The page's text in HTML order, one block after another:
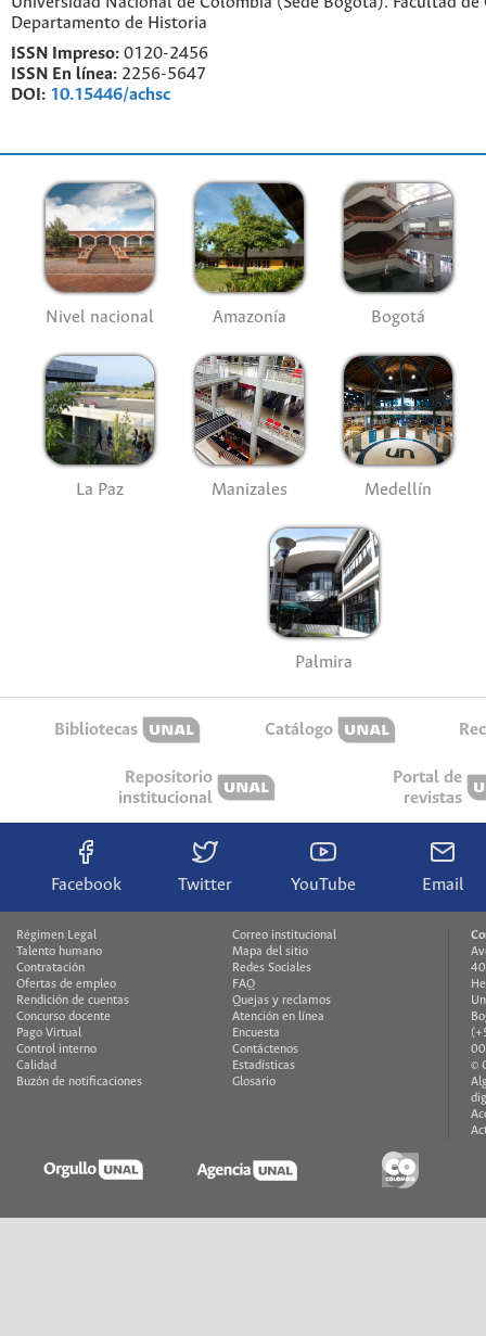
Departamento de Historia
ISSN Impreso: 0120-2456
ISSN En línea: 2256-5647
DOI: 10.15446/achsc
Nivel nacional Amazonía Bogotá
La Paz Manizales Medellín
Palmira
Bibliotecas Catálogo
Repositorio
institucional
Portal de
revistas
Facebook Twitter YouTube Email
Régimen Legal
Talento humano
Contratación
Ofertas de empleo
Rendición de cuentas
Concurso docente
Pago Virtual
Control interno
Calidad
Buzón de notificaciones
Correo institucional
Mapa del sitio
Redes Sociales
FAQ
Quejas y reclamos
Atención en línea
Encuesta
Contáctenos
Estadísticas
Glosario
©